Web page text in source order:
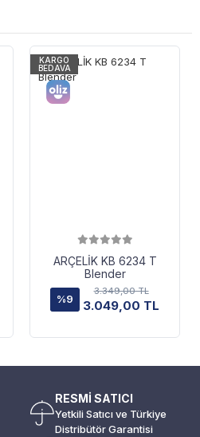
KARGO
BEDAVA
ARÇELİK KB 6234 T
Blender
%9
3.349,00 TL
3.049,00 TL
RESMİ SATICI
Yetkili Satıcı ve Türkiye
Distribütör Garantisi